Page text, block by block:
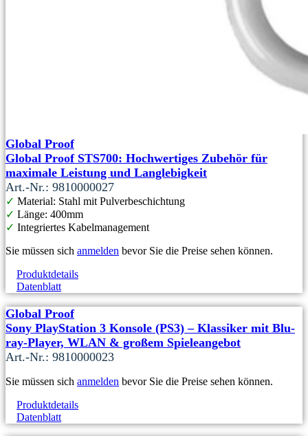
Global Proof
Global Proof STS700: Hochwertiges Zubehör für
maximale Leistung und Langlebigkeit
Art.-Nr.: 9810000027
✓ Material: Stahl mit Pulverbeschichtung
✓ Länge: 400mm
✓ Integriertes Kabelmanagement
Sie müssen sich anmelden bevor Sie die Preise sehen können.
Produktdetails
Datenblatt
Global Proof
Sony PlayStation 3 Konsole (PS3) – Klassiker mit Blu-
ray-Player, WLAN & großem Spieleangebot
Art.-Nr.: 9810000023
Sie müssen sich anmelden bevor Sie die Preise sehen können.
Produktdetails
Datenblatt